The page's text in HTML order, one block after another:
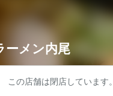
ーメン内尾
この店舗は閉店しています。